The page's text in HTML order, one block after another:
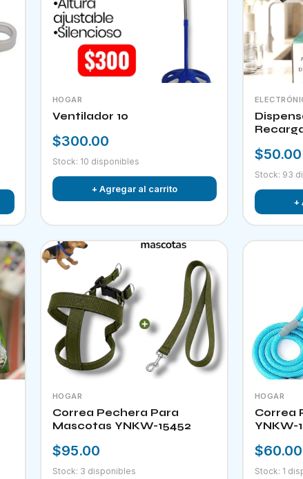
HOGAR
Ventilador 10
$300.00
Stock: 10 disponibles
+ Agregar al carrito
$50.00
Stock: 93
+
HOGAR
Correa Pechera Para
Mascotas YNKW-15452
$95.00
Stock: 3 disponibles
HOGAR
Correa
YNKW-
$60.00
Stock: 1